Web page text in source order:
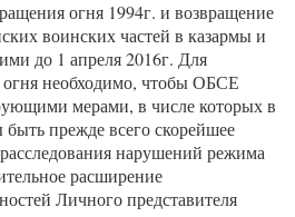
огня 1994г. и возвращение
воинских частей в казармы и
до 1 апреля 2016г. Для
необходимо, чтобы ОБСЕ
мерами, в числе которых в
прежде всего скорейшее
нарушений режима
расширение
Личного представителя